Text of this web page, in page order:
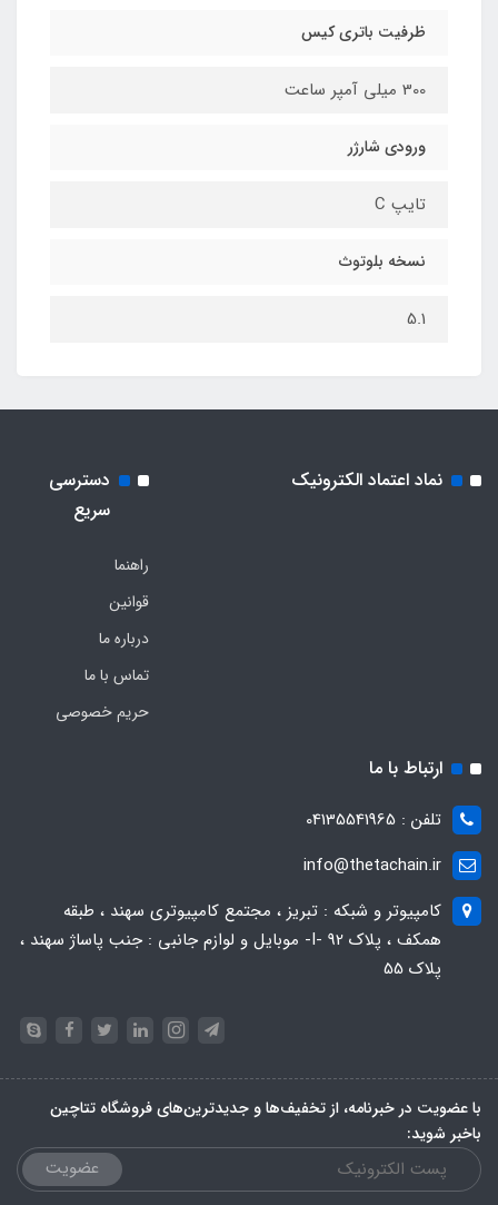
ظرفیت باتری کیس
300 میلی آمپر ساعت
ورودی شارژر
تایپ C
نسخه بلوتوث
5.1
نماد اعتماد الکترونیک
دسترسی
سریع
راهنما
قوانین
درباره ما
تماس با ما
حریم خصوصی
ارتباط با ما
تلفن : 04135541965
info@thetachain.ir
کامپیوتر و شبکه : تبریز ، مجتمع کامپیوتری سهند ، طبقه
همکف ، پلاک 92 -I- موبایل و لوازم جانبی : جنب پاساژ سهند ،
پلاک 55
با عضویت در خبرنامه، از تخفیف‌ها و جدیدترین‌های فروشگاه تتاچین
باخبر شوید:
عضویت